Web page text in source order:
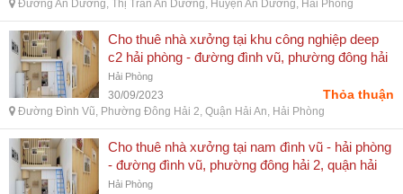
Đường An Dương, Thị Trấn An Dương, Huyện An Dương, Hải Phòng
Cho thuê nhà xưởng tại khu công nghiệp deep
c2 hải phòng - đường đình vũ, phường đông hải
2, quận hải an, hải phòng
Hải Phòng
30/09/2023 Thỏa thuận
Đường Đình Vũ, Phường Đông Hải 2, Quận Hải An, Hải Phòng
Cho thuê nhà xưởng tại nam đình vũ - hải phòng
- đường đình vũ, phường đông hải 2, quận hải
an, hải phòng
Hải Phòng